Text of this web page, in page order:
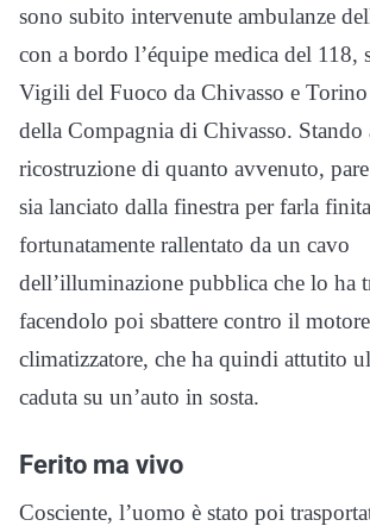
sono subito intervenute ambulanze
con a bordo l’équipe medica del 118,
Vigili del Fuoco da Chivasso e
della Compagnia di Chivasso. Stando
ricostruzione di quanto avvenuto,
sia lanciato dalla finestra per farla
fortunatamente rallentato da un cavo
dell’illuminazione pubblica che lo ha
facendolo poi sbattere contro il
climatizzatore, che ha quindi attutito
caduta su un’auto in sosta.
Ferito ma vivo
Cosciente, l’uomo è stato poi